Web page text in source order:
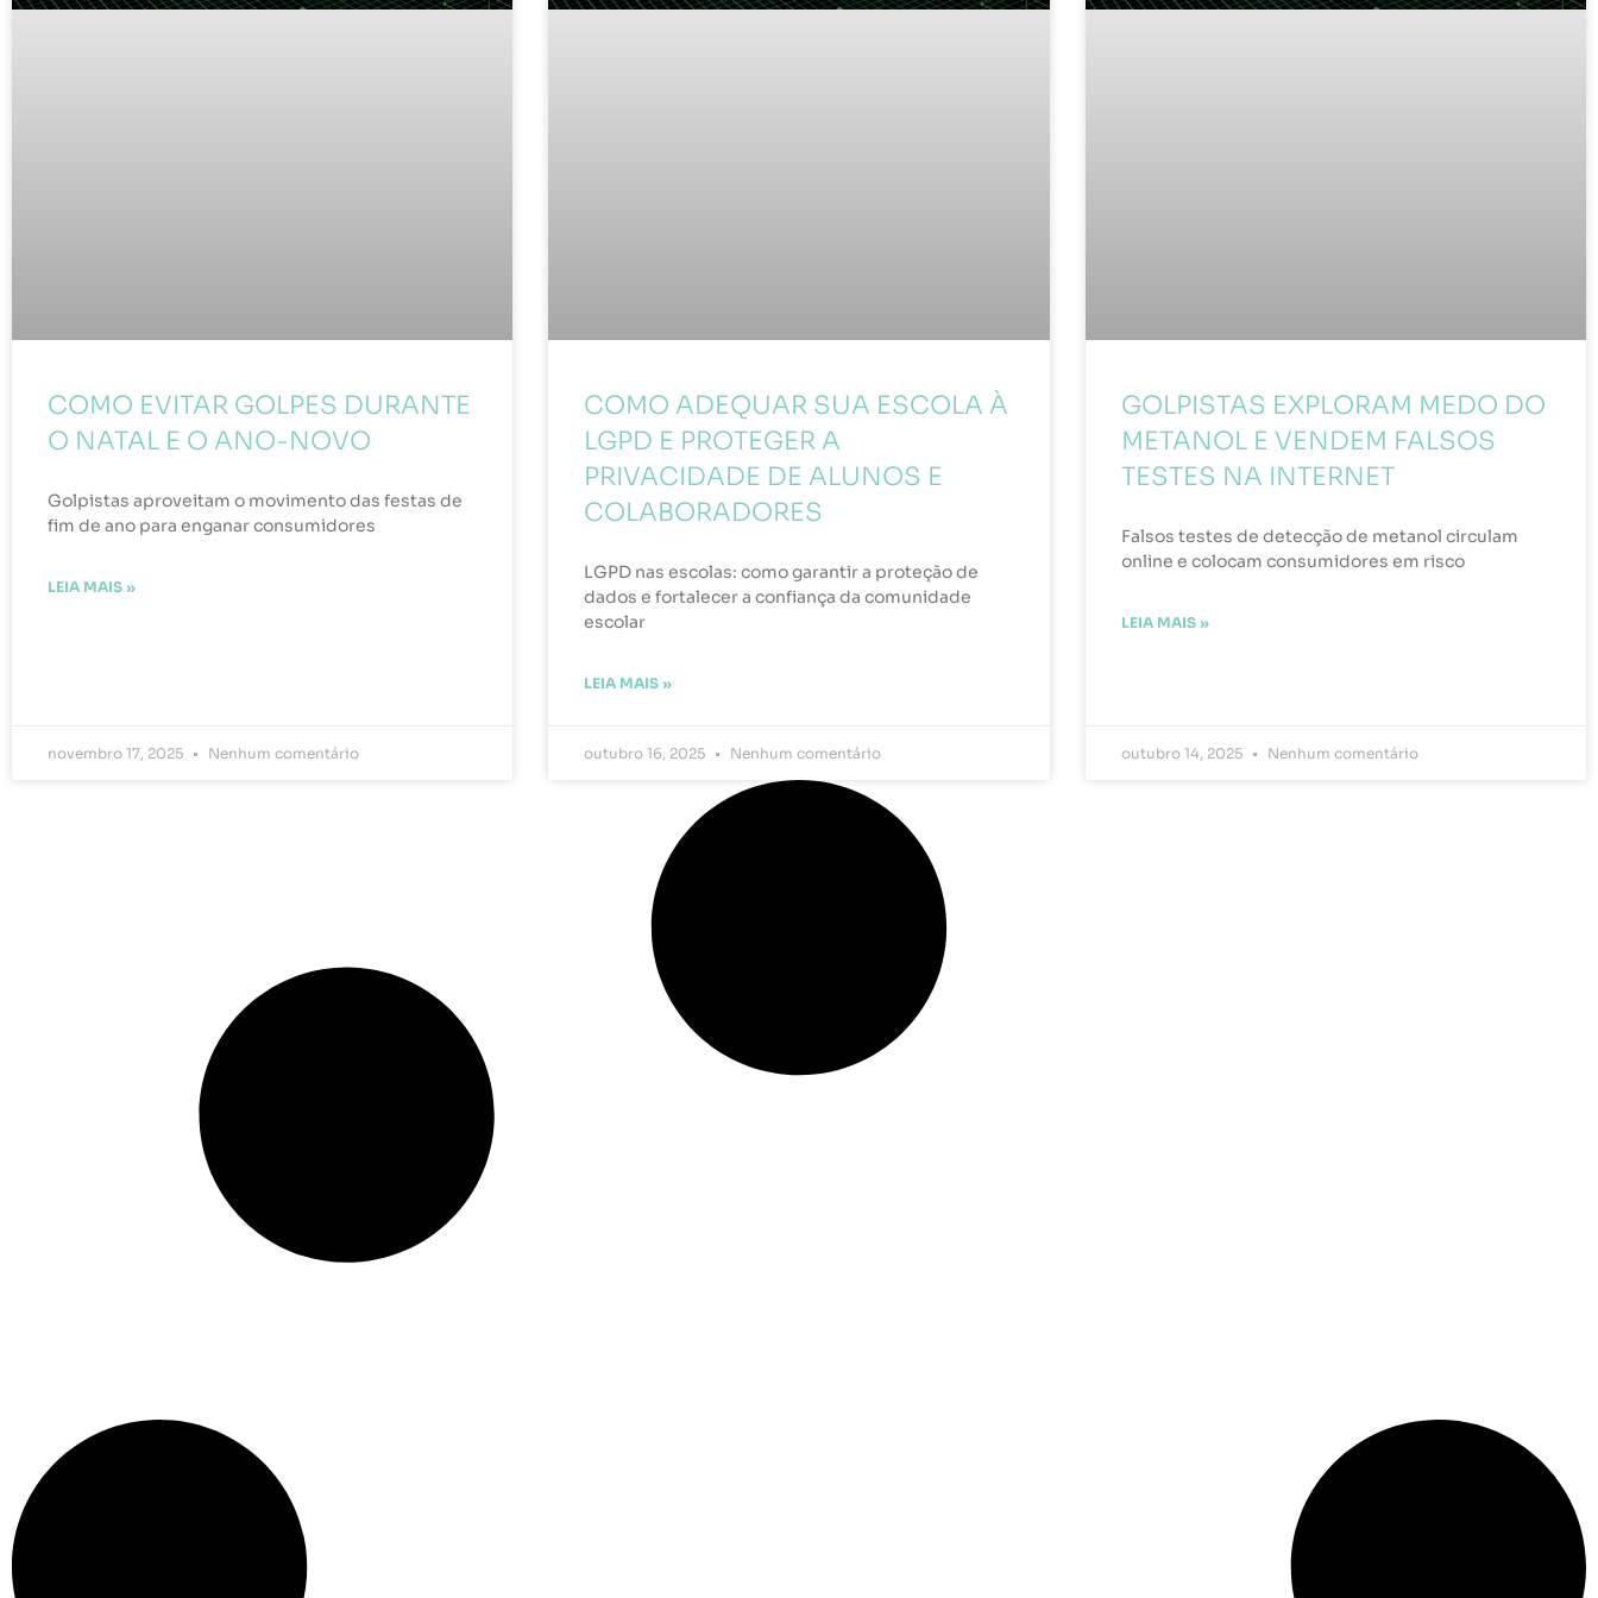
COMO EVITAR GOLPES DURANTE
O NATAL E O ANO-NOVO
Golpistas aproveitam o movimento das festas de
fim de ano para enganar consumidores
LEIA MAIS »
novembro 17, 2025 Nenhum comentário
COMO ADEQUAR SUA ESCOLA À
LGPD E PROTEGER A
PRIVACIDADE DE ALUNOS E
COLABORADORES
LGPD nas escolas: como garantir a proteção de
dados e fortalecer a confiança da comunidade
escolar
LEIA MAIS »
outubro 16, 2025 Nenhum comentário
GOLPISTAS EXPLORAM MEDO DO
METANOL E VENDEM FALSOS
TESTES NA INTERNET
Falsos testes de detecção de metanol circulam
online e colocam consumidores em risco
LEIA MAIS »
outubro 14, 2025 Nenhum comentário